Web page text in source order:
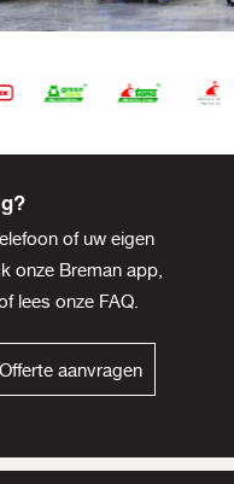
of uw eigen
onze Breman app,
lees onze FAQ.
Offerte aanvragen